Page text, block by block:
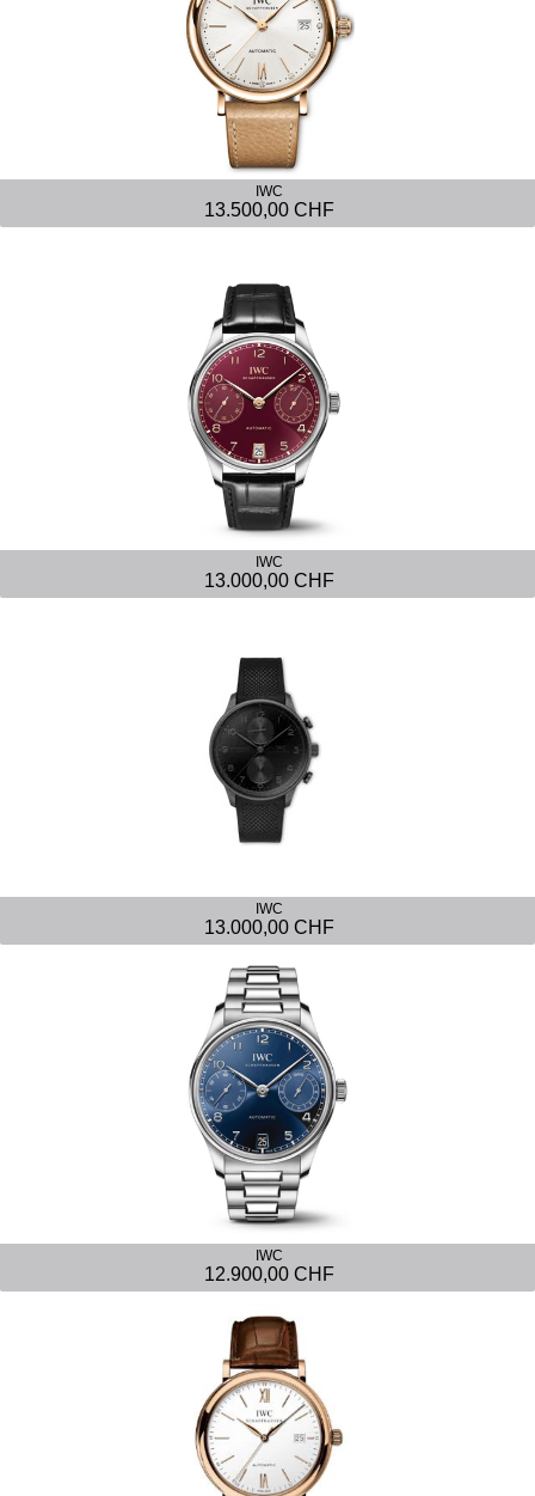
IWC
13.500,00 CHF
IWC
13.000,00 CHF
IWC
13.000,00 CHF
IWC
12.900,00 CHF